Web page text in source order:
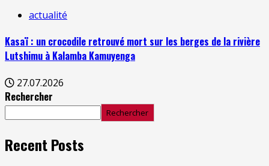
actualité
Kasaï : un crocodile retrouvé mort sur les berges de la rivière
Lutshimu à Kalamba Kamuyenga
27.07.2026
Rechercher
Rechercher
Recent Posts